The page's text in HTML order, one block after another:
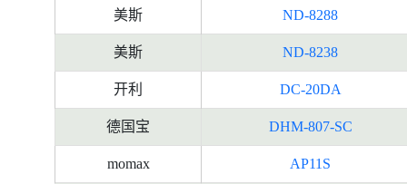
美斯 ND-8288
美斯 ND-8238
开利 DC-20DA
德国宝 DHM-807-SC
momax AP11S